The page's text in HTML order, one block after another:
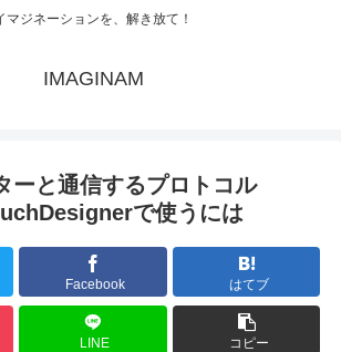
マジネーションを、解き放て！
IMAGINAM
ーと通信するプロトコル
で使うには
Facebook はてブ
LINE コピー